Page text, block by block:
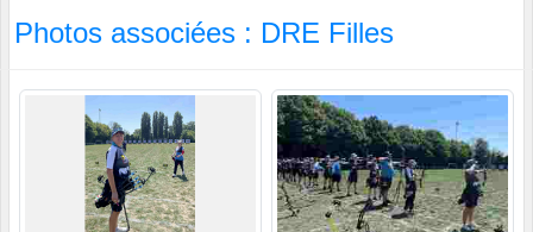
Photos associées : DRE Filles